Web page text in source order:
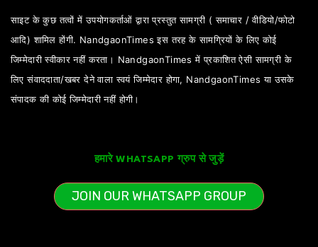
साइट के कुछ तत्वों में उपयोगकर्ताओं द्वारा प्रस्तुत सामग्री ( समाचार / वीडियो/फोटो
आदि) शामिल होंगी. NandgaonTimes इस तरह के सामग्रियों के लिए कोई
जिम्मेदारी स्वीकार नहीं करता। NandgaonTimes में प्रकाशित ऐसी सामग्री के
लिए संवाददाता/खबर देने वाला स्वयं जिम्मेदार होगा, NandgaonTimes या उसके
संपादक की कोई जिम्मेदारी नहीं होगी।
हमारे WHATSAPP ग्रुप से जुड़ें
JOIN OUR WHATSAPP GROUP